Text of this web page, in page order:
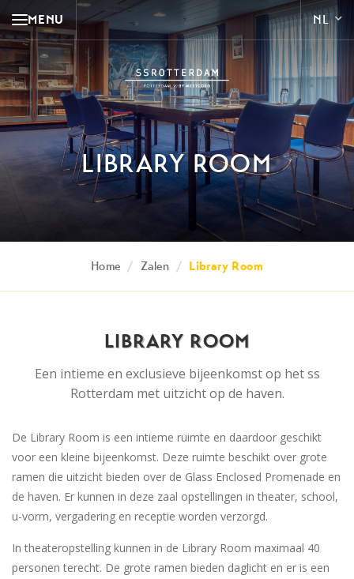
MENU
LIBRARY ROOM
Home / Zalen / Library Room
LIBRARY ROOM
Een intieme en exclusieve bijeenkomst op het ss
Rotterdam met uitzicht op de haven.
De Library Room is een intieme ruimte en daardoor geschikt
voor een kleine bijeenkomst. Deze ruimte beschikt over grote
ramen die uitzicht bieden over de Glass Enclosed Promenade en
de haven. Er kunnen in deze zaal opstellingen in theater, school,
u-vorm, vergadering en receptie worden verzorgd.
In theateropstelling kunnen in de Library Room maximaal 40
personen terecht. De grote ramen bieden daglicht en er is een